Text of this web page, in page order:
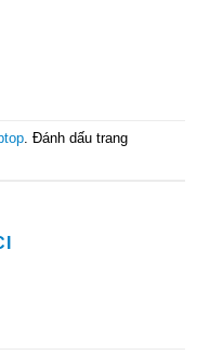
. Đánh dấu trang